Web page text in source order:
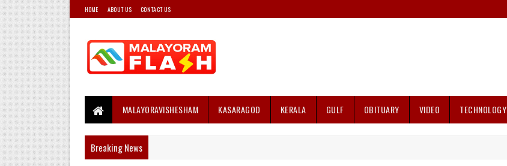
HOME ABOUT US CONTACT US
MALAYORAVISHESHAM KASARAGOD KERALA GULF OBITUARY VIDEO TECHNOLOGY
Breaking News